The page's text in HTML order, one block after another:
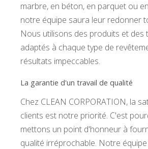
marbre, en béton, en parquet ou
notre équipe saura leur redonner
Nous utilisons des produits et des
adaptés à chaque type de
résultats impeccables.
La garantie d'un travail de qualité
Chez CLEAN CORPORATION, la
clients est notre priorité. C'est
mettons un point d'honneur à
qualité irréprochable. Notre